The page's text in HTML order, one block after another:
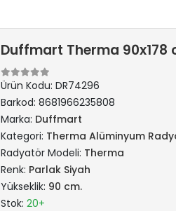
Duffmart Therma
Ürün Kodu: DR74296
Barkod: 8681966235808
Marka: Duffmart
Kategori: Therma Alüminyum
Radyatör Modeli: Therma
Renk: Parlak Siyah
Yükseklik: 90 cm.
Stok: 20+